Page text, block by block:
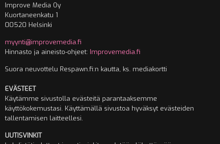
Improve Media Oy
Kuortaneenkatu 1
00520 Helsinki
myynti@improvemedia.fi
Hinnasto ja aineisto-ohjeet: Improvemedia.fi
Suora neuvottelu Respawn.fi:n kautta, ks. mediakortti
EVÄSTEET
Käytämme sivustolla evästeitä parantaaksemme
käyttökokemustasi. Käyttämällä sivustoa hyväksyt evästeiden
tallentamisen laitteellesi.
UUTISVINKIT